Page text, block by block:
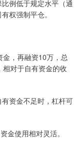
例低于规定水平（通
权强制平仓。
金，再融资10万，总
对于自有资金的收
资金不足时，杠杆可
金使用相对灵活。